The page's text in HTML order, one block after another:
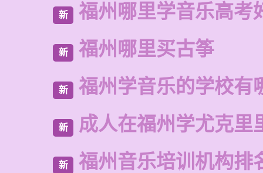
新 福州哪里学音乐高考
新 福州哪里买古筝
新 福州学音乐的学校有
新 成人在福州学尤克里
新 福州音乐培训机构排